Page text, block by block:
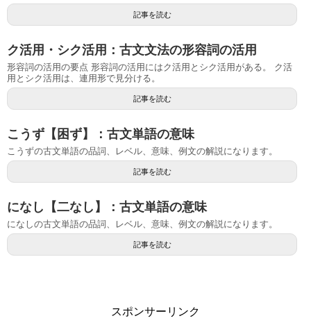
記事を読む
ク活用・シク活用：古文文法の形容詞の活用
形容詞の活用の要点 形容詞の活用にはク活用とシク活用がある。 ク活
用とシク活用は、連用形で見分ける。
記事を読む
こうず【困ず】：古文単語の意味
こうずの古文単語の品詞、レベル、意味、例文の解説になります。
記事を読む
になし【二なし】：古文単語の意味
になしの古文単語の品詞、レベル、意味、例文の解説になります。
記事を読む
スポンサーリンク